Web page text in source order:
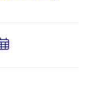
Přidat